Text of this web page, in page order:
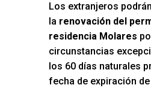
Los extranjeros
la renovación del
residencia Molares
circunstancias
los 60 días naturales
fecha de expiración de